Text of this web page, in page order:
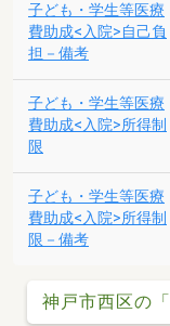
子ども・学生等医療
費助成<入院>自己負
担－備考
子ども・学生等医療
費助成<入院>所得制
限
子ども・学生等医療
費助成<入院>所得制
限－備考
神戸市西区の「